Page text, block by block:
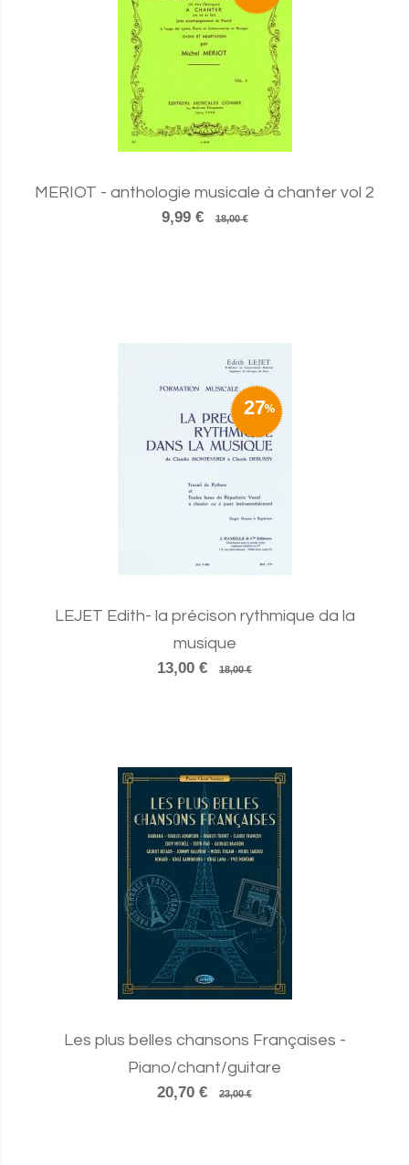
MERIOT - anthologie musicale à chanter vol 2
9,99 €
18,00 €
27
LEJET Edith- la précison rythmique da la
musique
13,00 €
18,00 €
Les plus belles chansons Françaises -
Piano/chant/guitare
20,70 €
23,00 €